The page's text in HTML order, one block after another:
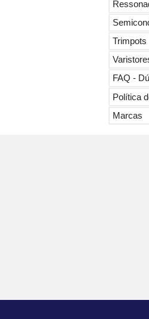
Trimpots
FAQ -
Política
Marcas